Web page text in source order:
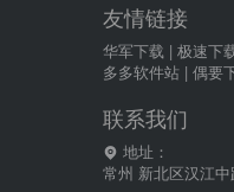
友情链接
华军下载 | 极速下
多多软件站 | 偶要
联系我们
地址：
常州 新北区汉江